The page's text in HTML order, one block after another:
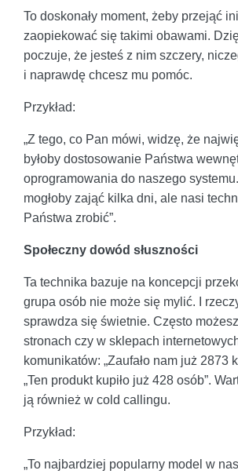
To doskonały moment, żeby przejąć
zaopiekować się takimi obawami.
poczuje, że jesteś z nim szczery,
i naprawdę chcesz mu pomóc.
Przykład:
„Z tego, co Pan mówi, widzę, że
byłoby dostosowanie Państwa
oprogramowania do naszego
mogłoby zająć kilka dni, ale nasi
Państwa zrobić”.
Społeczny dowód słuszności
Ta technika bazuje na koncepcji
grupa osób nie może się mylić. I
sprawdza się świetnie. Często
stronach czy w sklepach
komunikatów: „Zaufało nam już 2873
„Ten produkt kupiło już 428 osób”.
ją również w cold callingu.
Przykład:
„To najbardziej popularny model w